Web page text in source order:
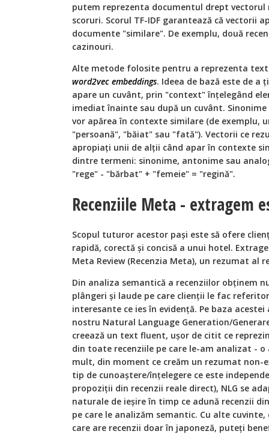
putem reprezenta documentul drept vectorul
scoruri. Scorul TF-IDF garantează că vectorii
documente "similare". De exemplu, două
cazinouri.
Alte metode folosite pentru a reprezenta
word2vec embeddings. Ideea de bază este de a
apare un cuvânt, prin "context" înţelegând
imediat înainte sau după un cuvânt.
vor apărea în contexte similare (de exemplu,
"persoană", "băiat" sau "fată"). Vectorii ce
apropiaţi unii de alţii când apar în contexte
dintre termeni: sinonime, antonime sau
"rege" - "bărbat" + "femeie" = "regină".
Recenziile Meta - extragem
Scopul tuturor acestor pași este să ofere
rapidă, corectă și concisă a unui hotel.
Meta Review (Recenzia Meta), un rezumat
Din analiza semantică a recenziilor obţinem
plângeri și laude pe care clienţii le fac
interesante ce ies în evidenţă. Pe baza
nostru Natural Language Generation/
creează un text fluent, ușor de citit ce
din toate recenziile pe care le-am analizat -
mult, din moment ce creăm un rezumat
tip de cunoaștere/înţelegere ce este
propoziţii din recenzii reale direct), NLG se
naturale de ieșire în timp ce adună recenzii
pe care le analizăm semantic. Cu alte
care are recenzii doar în japoneză, puteţi